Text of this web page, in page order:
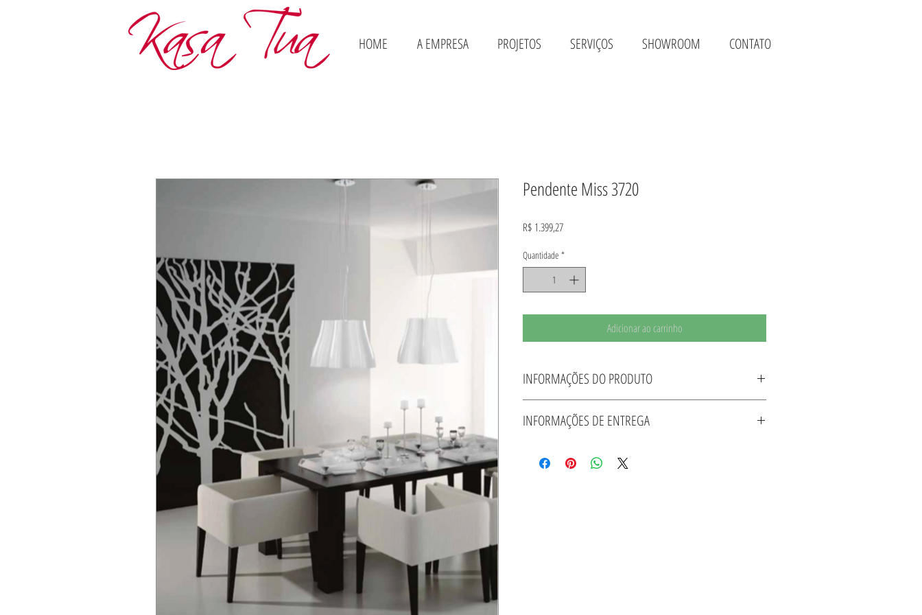
HOME A EMPRESA PROJETOS SERVIÇOS SHOWROOM CONTATO
Pendente Miss 3720
R$ 1.399,27Preço
Quantidade *
Adicionar ao carrinho
INFORMAÇÕES DO PRODUTO
INFORMAÇÕES DE ENTREGA